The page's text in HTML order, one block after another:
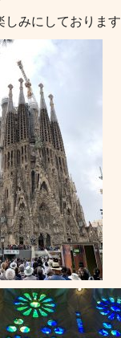
しみにしております